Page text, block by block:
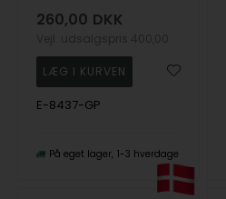
260,00 DKK
E-8437-GP
På eget lager 1-3 hverdage